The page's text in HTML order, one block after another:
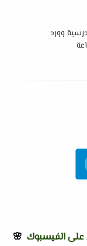
وورد
على الفيسبوك 🌸